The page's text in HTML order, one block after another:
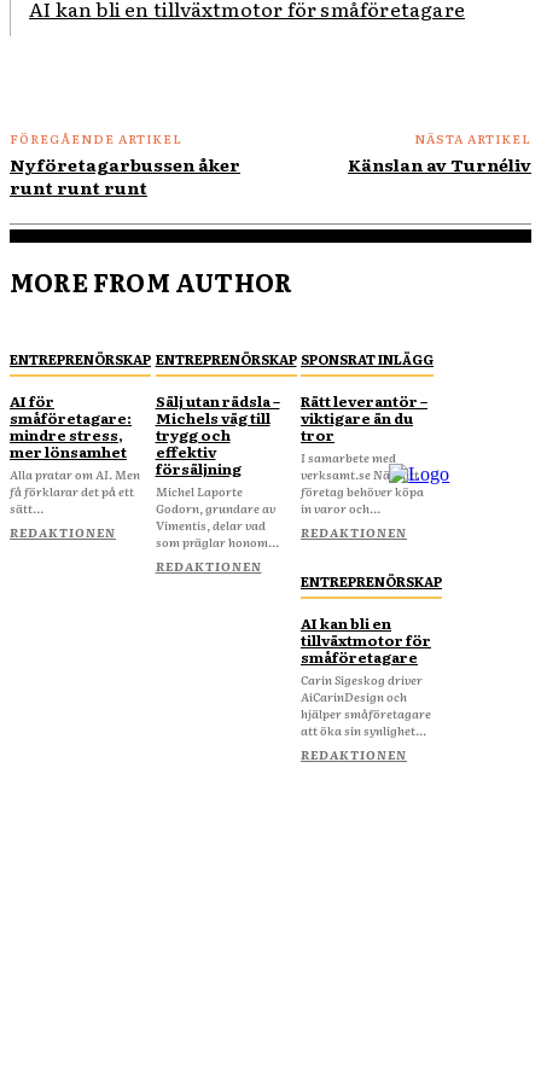
AI kan bli en tillväxtmotor för småföretagare
FÖREGÅENDE ARTIKEL
Nyföretagarbussen åker
runt runt runt
NÄSTA ARTIKEL
Känslan av Turnéliv
MORE FROM AUTHOR
ENTREPRENÖRSKAP
AI för
småföretagare:
mindre stress,
mer lönsamhet
Alla pratar om AI. Men
få förklarar det på ett
sätt...
REDAKTIONEN
ENTREPRENÖRSKAP
Sälj utan rädsla –
Michels väg till
trygg och
effektiv
försäljning
Michel Laporte
Godorn, grundare av
Vimentis, delar vad
som präglar honom...
REDAKTIONEN
SPONSRAT INLÄGG
Rätt leverantör –
viktigare än du
tror
I samarbete med
verksamt.se När ditt
företag behöver köpa
in varor och...
REDAKTIONEN
ENTREPRENÖRSKAP
AI kan bli en
tillväxtmotor för
småföretagare
Carin Sigeskog driver
AiCarinDesign och
hjälper småföretagare
att öka sin synlighet...
REDAKTIONEN